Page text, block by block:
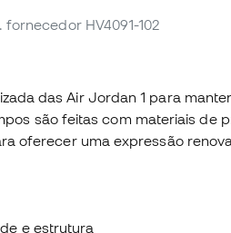
fornecedor HV4091-102
das Air Jordan 1 para
são feitas com materiais de
oferecer uma expressão
e estrutura